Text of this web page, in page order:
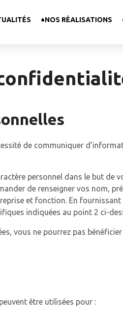
NOS RÉALISATIONS
de communiquer
personnel dans le but de
de renseigner vos nom,
et fonction. En
indiquées au point 2 ci-
vous ne pourrez pas
être utilisées pour :